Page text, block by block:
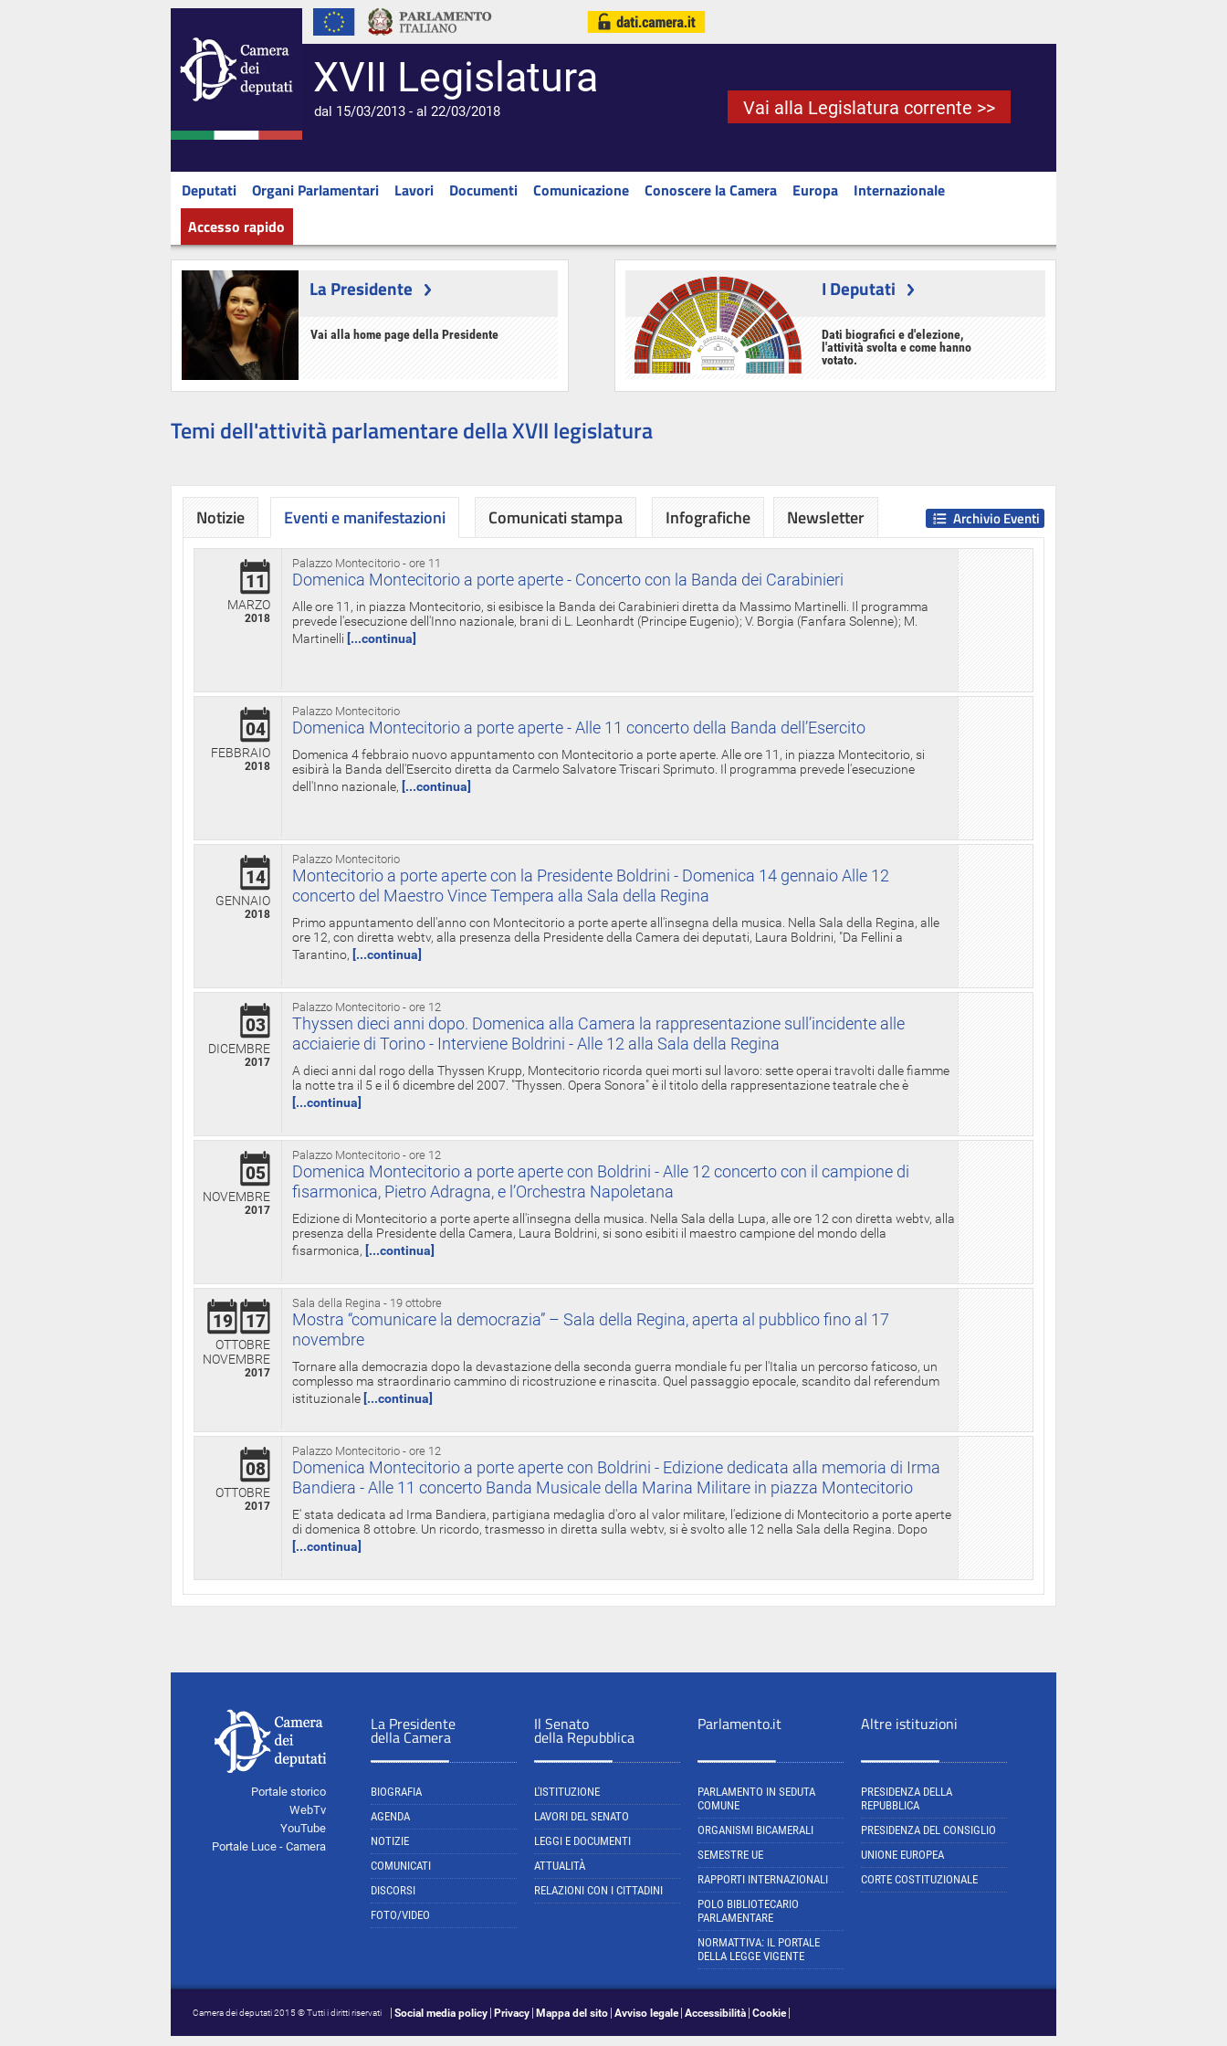
XVII Legislatura
dal 15/03/2013 - al 22/03/2018 Vai alla Legislatura corrente >>
Deputati Organi Parlamentari Lavori Documenti Comunicazione Conoscere la Camera Europa
Internazionale
Accesso rapido
La Presidente
Vai alla home page della Presidente
I Deputati
Dati biografici e d'elezione,
l'attività svolta e come hanno
votato.
Temi dell'attività parlamentare della XVII legislatura
Notizie Eventi e manifestazioni
Palazzo Montecitorio - ore 11
11
MARZO
2018
Domenica Montecitorio a porte aperte - Concerto con la Banda dei Carabinieri
Alle ore 11, in piazza Montecitorio, si esibisce la Banda dei Carabinieri diretta da Massimo Martinelli. Il programma
prevede l'esecuzione dell'Inno nazionale, brani di L. Leonhardt (Principe Eugenio); V. Borgia (Fanfara Solenne); M.
Martinelli [...continua]
Palazzo Montecitorio
04
FEBBRAIO
2018
Domenica Montecitorio a porte aperte - Alle 11 concerto della Banda dell’Esercito
Domenica 4 febbraio nuovo appuntamento con Montecitorio a porte aperte. Alle ore 11, in piazza Montecitorio, si
esibirà la Banda dell'Esercito diretta da Carmelo Salvatore Triscari Sprimuto. Il programma prevede l'esecuzione
dell'Inno nazionale, [...continua]
Palazzo Montecitorio
14
GENNAIO
2018
Montecitorio a porte aperte con la Presidente Boldrini - Domenica 14 gennaio Alle 12
concerto del Maestro Vince Tempera alla Sala della Regina
Primo appuntamento dell'anno con Montecitorio a porte aperte all'insegna della musica. Nella Sala della Regina, alle
ore 12, con diretta webtv, alla presenza della Presidente della Camera dei deputati, Laura Boldrini, "Da Fellini a
Tarantino, [...continua]
Palazzo Montecitorio - ore 12
03
DICEMBRE
2017
Thyssen dieci anni dopo. Domenica alla Camera la rappresentazione sull’incidente alle
acciaierie di Torino - Interviene Boldrini - Alle 12 alla Sala della Regina
A dieci anni dal rogo della Thyssen Krupp, Montecitorio ricorda quei morti sul lavoro: sette operai travolti dalle fiamme
la notte tra il 5 e il 6 dicembre del 2007. "Thyssen. Opera Sonora" è il titolo della rappresentazione teatrale che è
[...continua]
Palazzo Montecitorio - ore 12
05
NOVEMBRE
2017
Domenica Montecitorio a porte aperte con Boldrini - Alle 12 concerto con il campione di
fisarmonica, Pietro Adragna, e l’Orchestra Napoletana
Edizione di Montecitorio a porte aperte all'insegna della musica. Nella Sala della Lupa, alle ore 12 con diretta webtv, alla
presenza della Presidente della Camera, Laura Boldrini, si sono esibiti il maestro campione del mondo della
fisarmonica, [...continua]
Sala della Regina - 19 ottobre
19 17
OTTOBRE
NOVEMBRE
2017
Mostra “comunicare la democrazia” – Sala della Regina, aperta al pubblico fino al 17
novembre
Tornare alla democrazia dopo la devastazione della seconda guerra mondiale fu per l'Italia un percorso faticoso, un
complesso ma straordinario cammino di ricostruzione e rinascita. Quel passaggio epocale, scandito dal referendum
istituzionale [...continua]
Palazzo Montecitorio - ore 12
08
OTTOBRE
2017
Domenica Montecitorio a porte aperte con Boldrini - Edizione dedicata alla memoria di Irma
Bandiera - Alle 11 concerto Banda Musicale della Marina Militare in piazza Montecitorio
E' stata dedicata ad Irma Bandiera, partigiana medaglia d'oro al valor militare, l'edizione di Montecitorio a porte aperte
di domenica 8 ottobre. Un ricordo, trasmesso in diretta sulla webtv, si è svolto alle 12 nella Sala della Regina. Dopo
[...continua]
Archivio Eventi
Comunicati stampa Infografiche Newsletter
Portale storico
WebTv
YouTube
Portale Luce - Camera
La Presidente
della Camera
BIOGRAFIA
AGENDA
NOTIZIE
COMUNICATI
DISCORSI
FOTO/VIDEO
Il Senato
della Repubblica
L'ISTITUZIONE
LAVORI DEL SENATO
LEGGI E DOCUMENTI
ATTUALITÀ
RELAZIONI CON I CITTADINI
Parlamento.it
PARLAMENTO IN SEDUTA
COMUNE
ORGANISMI BICAMERALI
SEMESTRE UE
RAPPORTI INTERNAZIONALI
POLO BIBLIOTECARIO
PARLAMENTARE
NORMATTIVA: IL PORTALE
DELLA LEGGE VIGENTE
Altre istituzioni
PRESIDENZA DELLA
REPUBBLICA
PRESIDENZA DEL CONSIGLIO
UNIONE EUROPEA
CORTE COSTITUZIONALE
Camera dei deputati 2015 © Tutti i diritti riservati Social media policy Privacy Mappa del sito Avviso legale Accessibilità Cookie